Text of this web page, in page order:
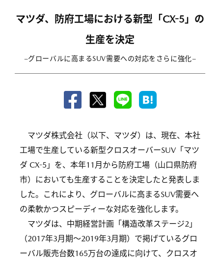
マツダ、防府工場における新型「CX-5」の
生産を決定
−グローバルに高まるSUV需要への対応をさらに強化−
マツダ株式会社（以下、マツダ）は、現在、本社
工場で生産している新型クロスオーバーSUV「マツ
ダ CX-5」を、本年11月から防府工場（山口県防府
市）においても生産することを決定したと発表しま
した。これにより、グローバルに高まるSUV需要へ
の柔軟かつスピーディーな対応を強化します。
マツダは、中期経営計画「構造改革ステージ2」
（2017年3月期〜2019年3月期）で掲げているグロ
ーバル販売台数165万台の達成に向けて、クロスオ